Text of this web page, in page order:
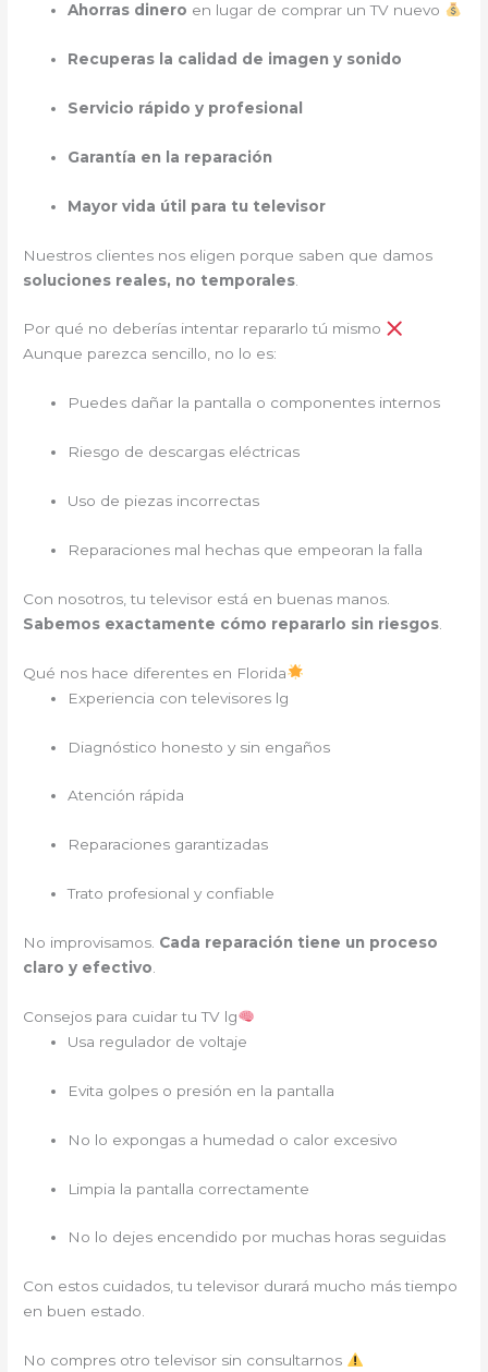
Ahorras dinero en lugar de comprar un TV nuevo
Recuperas la calidad de imagen y sonido
Servicio rápido y profesional
Garantía en la reparación
Mayor vida útil para tu televisor
Nuestros clientes nos eligen porque saben que damos
soluciones reales, no temporales
Por qué no deberías intentar repararlo tú mismo
Aunque parezca sencillo, no lo es:
Puedes dañar la pantalla o componentes internos
Riesgo de descargas eléctricas
Uso de piezas incorrectas
Reparaciones mal hechas que empeoran la falla
Con nosotros, tu televisor está en buenas manos.
Sabemos exactamente cómo repararlo sin riesgos
Qué nos hace diferentes en Florida
Experiencia con televisores lg
Diagnóstico honesto y sin engaños
Atención rápida
Reparaciones garantizadas
Trato profesional y confiable
No improvisamos. Cada reparación tiene un proceso
claro y efectivo
Consejos para cuidar tu TV lg
Usa regulador de voltaje
Evita golpes o presión en la pantalla
No lo expongas a humedad o calor excesivo
Limpia la pantalla correctamente
No lo dejes encendido por muchas horas seguidas
Con estos cuidados, tu televisor durará mucho más tiempo
en buen estado.
No compres otro televisor sin consultarnos